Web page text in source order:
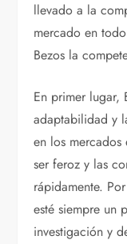
llevado a la
mercado en
Bezos la
En primer lugar,
adaptabilidad y
en los
ser feroz y las
rápidamente.
esté siempre un
investigación y